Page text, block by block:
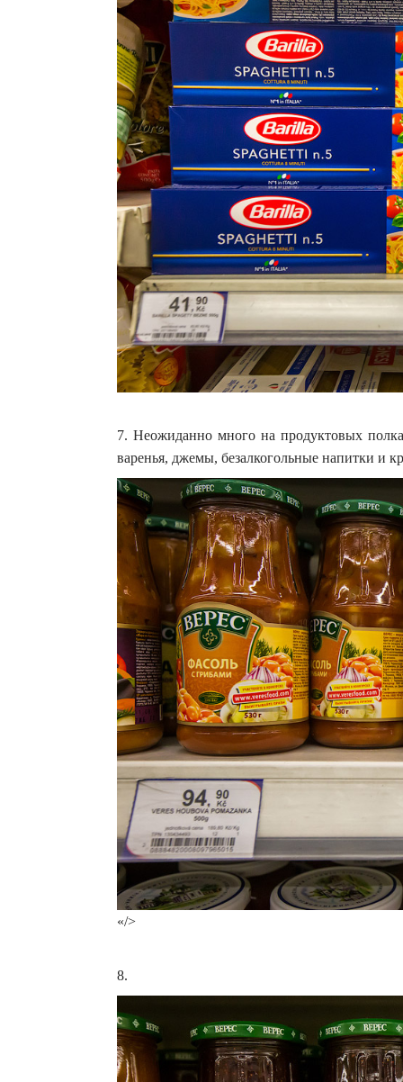
7. Неожиданно много на продуктовых
варенья, джемы, безалкогольные напитки и
«/>
8.